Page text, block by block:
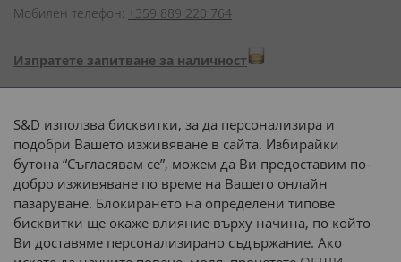
Мобилен телефон: +359 889 220 764
Изпратете запитване за наличност
Начини на плащане:
Доставка до адрес с:
или
наш транспорт
S&D използва бисквитки, за да персонализира и
подобри Вашето изживяване в сайта. Избирайки
бутона “Съгласявам се”, можем да Ви предоставим по-
добро изживяване по време на Вашето онлайн
пазаруване. Блокирането на определени типове
бисквитки ще окаже влияние върху начина, по който
Ви доставяме персонализирано съдържание. Ако